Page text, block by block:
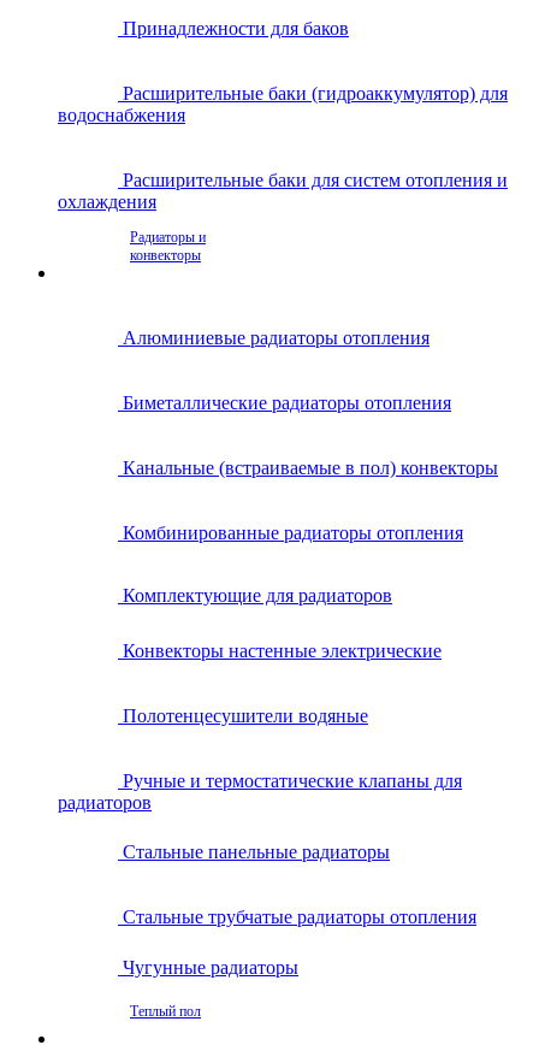
Принадлежности для баков
Расширительные баки (гидроаккумулятор) для
водоснабжения
Расширительные баки для систем отопления и
охлаждения
Радиаторы и
конвекторы
Алюминиевые радиаторы отопления
Биметаллические радиаторы отопления
Канальные (встраиваемые в пол) конвекторы
Комбинированные радиаторы отопления
Комплектующие для радиаторов
Конвекторы настенные электрические
Полотенцесушители водяные
Ручные и термостатические клапаны для
радиаторов
Стальные панельные радиаторы
Стальные трубчатые радиаторы отопления
Чугунные радиаторы
Теплый пол